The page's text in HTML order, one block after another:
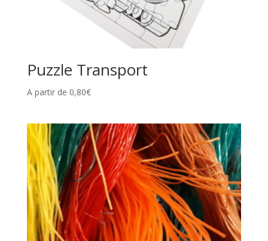
Puzzle Transport
A partir de 0,80€